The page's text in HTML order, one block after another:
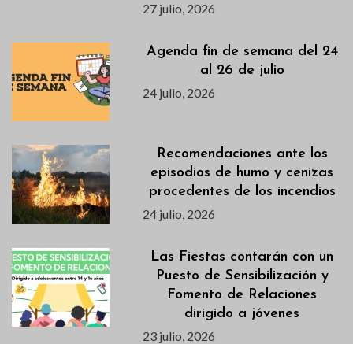
27 julio, 2026
Agenda fin de semana del 24
al 26 de julio
24 julio, 2026
Recomendaciones ante los
episodios de humo y cenizas
procedentes de los incendios
24 julio, 2026
Las Fiestas contarán con un
Puesto de Sensibilización y
Fomento de Relaciones
dirigido a jóvenes
23 julio, 2026